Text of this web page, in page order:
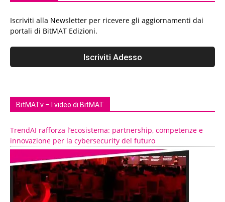
Iscriviti alla Newsletter per ricevere gli aggiornamenti dai
portali di BitMAT Edizioni.
BitMATv – I video di BitMAT
TrendAI rafforza l’ecosistema: partnership, competenze e
innovazione per la cybersecurity del futuro